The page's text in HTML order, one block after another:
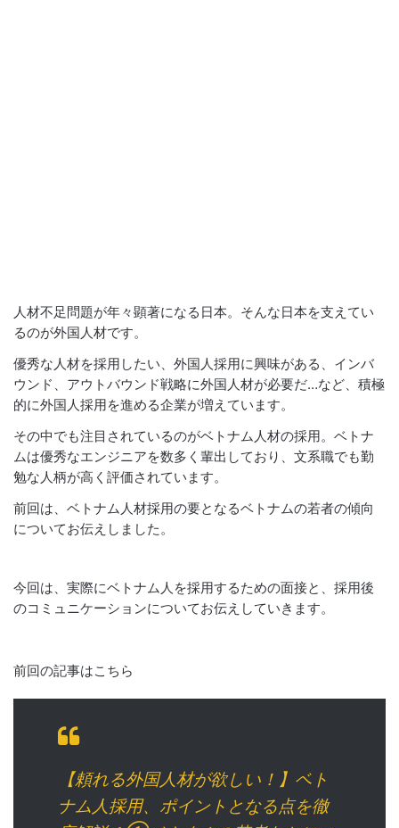
人材不足問題が年々顕著になる日本。そんな日本を支えてい
るのが外国人材です。
優秀な人材を採用したい、外国人採用に興味がある、インバ
ウンド、アウトバウンド戦略に外国人材が必要だ…など、積極
的に外国人採用を進める企業が増えています。
その中でも注目されているのがベトナム人材の採用。ベトナ
ムは優秀なエンジニアを数多く輩出しており、文系職でも勤
勉な人柄が高く評価されています。
前回は、ベトナム人材採用の要となるベトナムの若者の傾向
についてお伝えしました。
今回は、実際にベトナム人を採用するための面接と、採用後
のコミュニケーションについてお伝えしていきます。
前回の記事はこちら
【頼れる外国人材が欲しい！】ベト
ナム人採用、ポイントとなる点を徹